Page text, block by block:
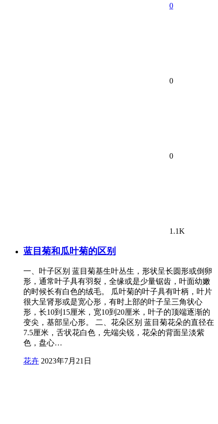
0
0
0
1.1K
蓝目菊和瓜叶菊的区别
一、叶子区别 蓝目菊基生叶丛生，形状呈长圆形或倒卵
形，通常叶子具有羽裂，全缘或是少量锯齿，叶面幼嫩
的时候长有白色的绒毛。 瓜叶菊的叶子具有叶柄，叶片
很大呈肾形或是宽心形，有时上部的叶子呈三角状心
形，长10到15厘米，宽10到20厘米，叶子的顶端逐渐的
变尖，基部呈心形。 二、花朵区别 蓝目菊花朵的直径在
7.5厘米，舌状花白色，先端尖锐，花朵的背面呈淡紫
色，盘心…
花卉 2023年7月21日